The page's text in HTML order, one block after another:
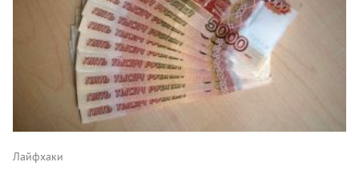
Лайфхаки